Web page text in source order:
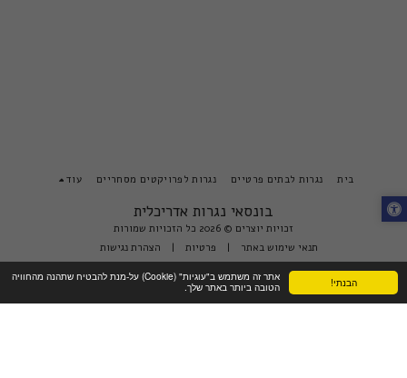
הבנתי!
אתר זה משתמש ב"עוגיות" (Cookie) על-מנת להבטיח שתהנה מהחוויה
הטובה ביותר באתר שלך.
בונסאי נגרות אדריכלית
זכויות יוצרים © 2026 כל הזכויות שמורות
תנאי שימוש באתר | פרטיות | הצהרת נגישות
בית נגרות לבתים פרטיים נגרות לפרויקטים מסחריים עוד